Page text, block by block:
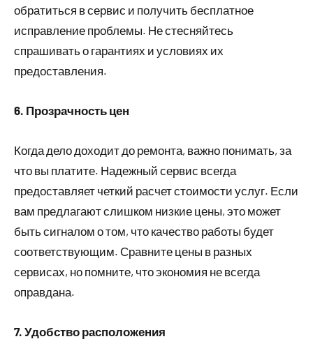
обратиться в сервис и получить бесплатное
исправление проблемы. Не стесняйтесь
спрашивать о гарантиях и условиях их
предоставления.
6. Прозрачность цен
Когда дело доходит до ремонта, важно понимать, за
что вы платите. Надежный сервис всегда
предоставляет четкий расчет стоимости услуг. Если
вам предлагают слишком низкие цены, это может
быть сигналом о том, что качество работы будет
соответствующим. Сравните цены в разных
сервисах, но помните, что экономия не всегда
оправдана.
7. Удобство расположения